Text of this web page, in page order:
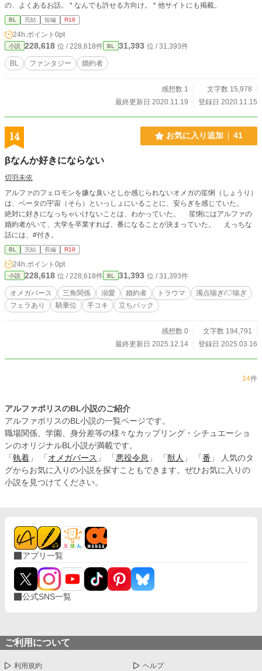
の、よくあるお話。 * なんでも許せる方向け。 * 他サイトにも掲載。
BL 完結 短編 R18
24h.ポイント 0pt
小説 228,618 位 / 228,618件 BL 31,393 位 / 31,393件
BL ファンタジー 婚約者
感想数 1
文字数 15,978
最終更新日 2020.11.19
登録日 2020.11.15
14 お気に入り追加 41
βなんか好きにならない
切羽未依
アルファのフェロモンを嫌な臭いとしか感じられないオメガの笙悧（しょうり）
は、ベータの宇宙（そら）といっしょにいることに、安らぎを感じていた。
絶対に好きになっちゃいけないことは、わかっていた。 笙悧にはアルファの
婚約者がいて、大学を卒業すれば、番になることが決まっていた。 えっちな
話には、#付き。
BL 完結 長編 R18
24h.ポイント 0pt
小説 228,618 位 / 228,618件 BL 31,393 位 / 31,393件
オメガバース 三角関係 溺愛 婚約者 トラウマ
濁点喘ぎ/♡喘ぎ
フェラあり
騎乗位 手コキ 立ちバック
感想数 0
文字数 194,791
最終更新日 2025.12.14
登録日 2025.03.16
14件
アルファポリスのBL小説のご紹介
アルファポリスのBL小説の一覧ページです。
職場関係、学園、身分差等の様々なカップリング・シチュエーショ
ンのオリジナルBL小説が満載です。
「 執着 」 「 オメガバース 」 「 悪役令息 」 「 獣人 」 「 番 」 人気のタ
グからお気に入りの小説を探すこともできます。ぜひお気に入りの
小説を見つけてください。
アプリ一覧
公式SNS一覧
ご利用について
利用規約 ヘルプ